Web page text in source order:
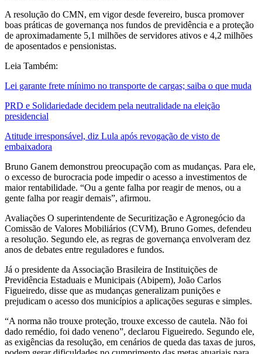
A resolução do CMN, em vigor desde fevereiro, busca promover
boas práticas de governança nos fundos de previdência e a proteção
de aproximadamente 5,1 milhões de servidores ativos e 4,2 milhões
de aposentados e pensionistas.
Leia Também:
Lei garante frete mínimo no transporte de cargas; saiba o que muda
PRD e Solidariedade decidem pela neutralidade na eleição
presidencial
Atitude irresponsável, diz Lula após revogação de visto de
embaixadora
Bruno Ganem demonstrou preocupação com as mudanças. Para ele,
o excesso de burocracia pode impedir o acesso a investimentos de
maior rentabilidade. “Ou a gente falha por reagir de menos, ou a
gente falha por reagir demais”, afirmou.
Avaliações O superintendente de Securitização e Agronegócio da
Comissão de Valores Mobiliários (CVM), Bruno Gomes, defendeu
a resolução. Segundo ele, as regras de governança envolveram dez
anos de debates entre reguladores e fundos.
Já o presidente da Associação Brasileira de Instituições de
Previdência Estaduais e Municipais (Abipem), João Carlos
Figueiredo, disse que as mudanças generalizam punições e
prejudicam o acesso dos municípios a aplicações seguras e simples.
“A norma não trouxe proteção, trouxe excesso de cautela. Não foi
dado remédio, foi dado veneno”, declarou Figueiredo. Segundo ele,
as exigências da resolução, em cenários de queda das taxas de juros,